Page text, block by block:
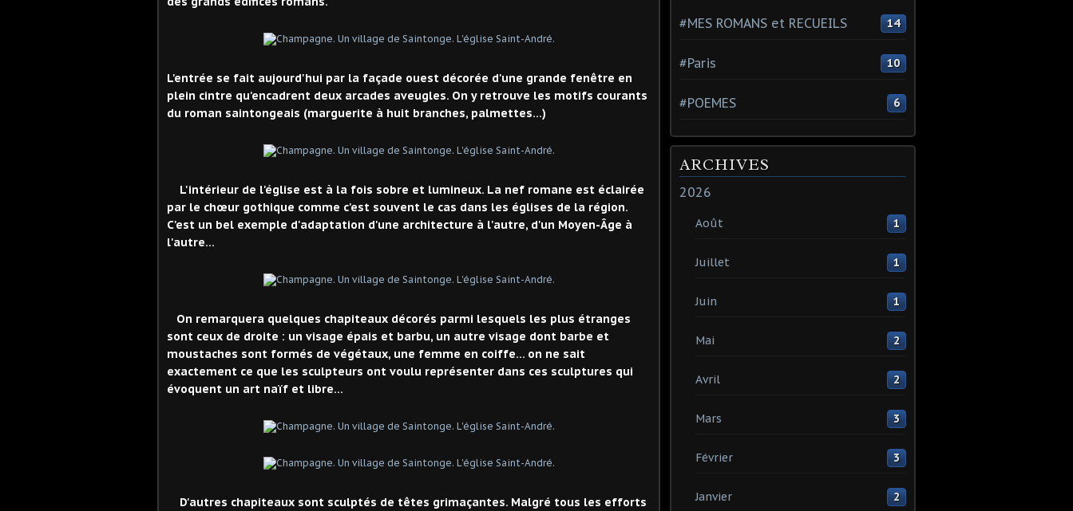
L'entrée se fait aujourd'hui par la façade ouest décorée d'une grande fenêtre en
plein cintre qu'encadrent deux arcades aveugles. On y retrouve les motifs courants
du roman saintongeais (marguerite à huit branches, palmettes...)
L'intérieur de l'église est à la fois sobre et lumineux. La nef romane est éclairée
par le chœur gothique comme c'est souvent le cas dans les églises de la région.
C'est un bel exemple d'adaptation d'une architecture à l'autre, d'un Moyen-Âge à
l'autre...
On remarquera quelques chapiteaux décorés parmi lesquels les plus étranges
sont ceux de droite : un visage épais et barbu, un autre visage dont barbe et
moustaches sont formés de végétaux, une femme en coiffe... on ne sait
exactement ce que les sculpteurs ont voulu représenter dans ces sculptures qui
évoquent un art naïf et libre...
D'autres chapiteaux sont sculptés de têtes grimaçantes. Malgré tous les efforts
#MES ROMANS et RECUEILS 14
#Paris 10
#POEMES 6
ARCHIVES
2026
Août 1
Juillet 1
Juin 1
Mai 2
Avril 2
Mars 3
Février 3
Janvier 2